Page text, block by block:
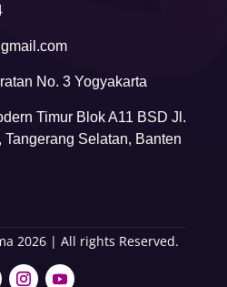
No. 3 Yogyakarta
Timur Blok A11 BSD Jl.
Tangerang Selatan, Banten
2026 | All rights Reserved.